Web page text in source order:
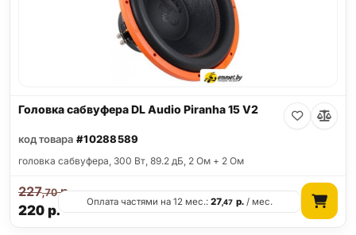
Головка сабвуфера DL Audio Piranha 15 V2
код товара #10288589
головка сабвуфера, 300 Вт, 89.2 дБ, 2 Ом + 2 Ом
220р.
227,70р.
Оплата частями на 12 мес.:27,47 р./ мес.